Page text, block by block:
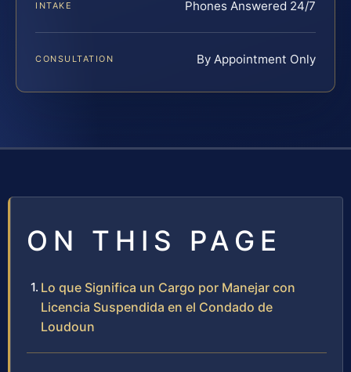
INTAKE Phones Answered 24/7
CONSULTATION By Appointment Only
ON THIS PAGE
Lo que Significa un Cargo por Manejar con
Licencia Suspendida en el Condado de
Loudoun